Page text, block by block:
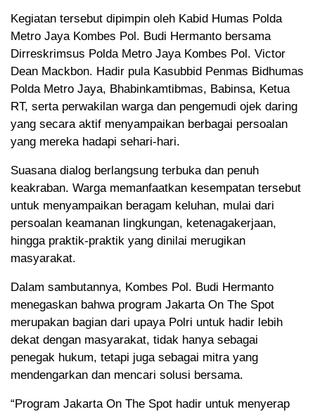
Kegiatan tersebut dipimpin oleh Kabid Humas Polda
Metro Jaya Kombes Pol. Budi Hermanto bersama
Dirreskrimsus Polda Metro Jaya Kombes Pol. Victor
Dean Mackbon. Hadir pula Kasubbid Penmas Bidhumas
Polda Metro Jaya, Bhabinkamtibmas, Babinsa, Ketua
RT, serta perwakilan warga dan pengemudi ojek daring
yang secara aktif menyampaikan berbagai persoalan
yang mereka hadapi sehari-hari.
Suasana dialog berlangsung terbuka dan penuh
keakraban. Warga memanfaatkan kesempatan tersebut
untuk menyampaikan beragam keluhan, mulai dari
persoalan keamanan lingkungan, ketenagakerjaan,
hingga praktik-praktik yang dinilai merugikan
masyarakat.
Dalam sambutannya, Kombes Pol. Budi Hermanto
menegaskan bahwa program Jakarta On The Spot
merupakan bagian dari upaya Polri untuk hadir lebih
dekat dengan masyarakat, tidak hanya sebagai
penegak hukum, tetapi juga sebagai mitra yang
mendengarkan dan mencari solusi bersama.
“Program Jakarta On The Spot hadir untuk menyerap